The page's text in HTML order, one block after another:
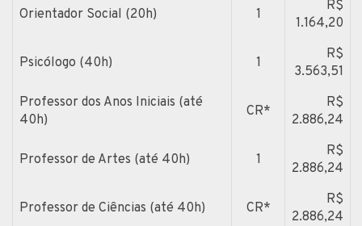
Orientador Social (20h) 1
R$
1.164,20
Psicólogo (40h) 1
R$
3.563,51
Professor dos Anos Iniciais (até
40h)
CR*
R$
2.886,24
Professor de Artes (até 40h) 1
R$
2.886,24
Professor de Ciências (até 40h) CR*
R$
2.886,24